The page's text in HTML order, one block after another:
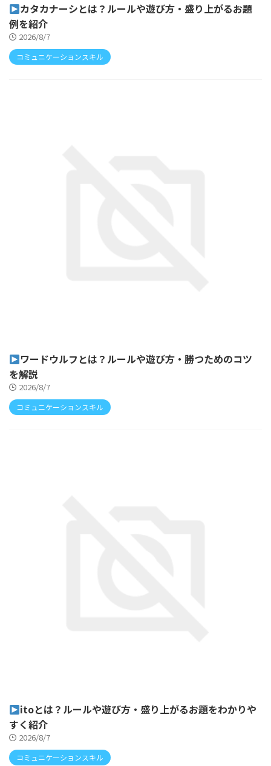
カタカナーシとは？ルールや遊び方・盛り上がるお題
例を紹介
2026/8/7
コミュニケーションスキル
ワードウルフとは？ルールや遊び方・勝つためのコツ
を解説
2026/8/7
コミュニケーションスキル
itoとは？ルールや遊び方・盛り上がるお題をわかりや
すく紹介
2026/8/7
コミュニケーションスキル